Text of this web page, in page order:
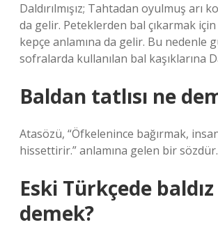
Daldırılmışız; Tahtadan oyulmuş arı
da gelir. Peteklerden bal çıkarmak
kepçe anlamına da gelir. Bu nedenle
sofralarda kullanılan bal kaşıklarına
Baldan tatlısı ne
Atasözü, “Öfkelenince bağırmak,
hissettirir.” anlamına gelen bir sözdür.
Eski Türkçede
demek?